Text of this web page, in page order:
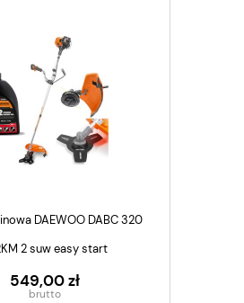
DAEWOO DABC 320
2 suw easy start
549,00 zł